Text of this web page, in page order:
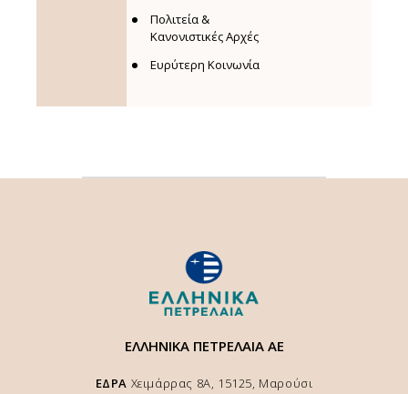
Πολιτεία &
Κανονιστικές Αρχές
Ευρύτερη Κοινωνία
ΕΛΛΗΝΙΚΑ ΠΕΤΡΕΛΑΙΑ ΑΕ
ΕΔΡΑ Χειμάρρας 8A, 15125, Μαρούσι